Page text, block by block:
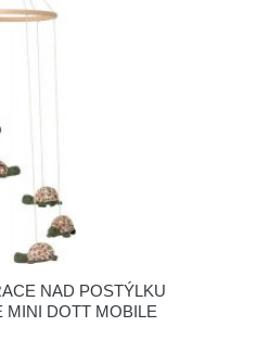
NAD POSTÝLKU
MINI DOTT MOBILE